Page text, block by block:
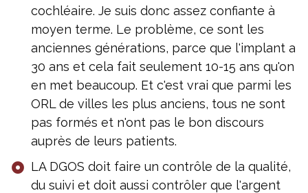
cochléaire. Je suis donc assez confiante à
moyen terme. Le problème, ce sont les
anciennes générations, parce que l'implant a
30 ans et cela fait seulement 10-15 ans qu'on
en met beaucoup. Et c'est vrai que parmi les
ORL de villes les plus anciens, tous ne sont
pas formés et n'ont pas le bon discours
auprès de leurs patients.
LA DGOS doit faire un contrôle de la qualité,
du suivi et doit aussi contrôler que l'argent